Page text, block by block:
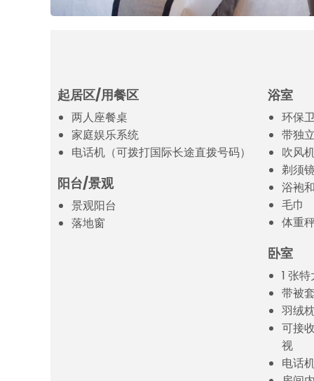
起居区/用餐区
两人座餐桌
家庭娱乐系统
电话机（可拨打国际长途直拨号码）
阳台/景观
景观阳台
落地窗
浴室
环保
带独
吹风
剃须
浴袍
毛巾
体重
卧室
1 张
带被
羽绒
可接
视
电话